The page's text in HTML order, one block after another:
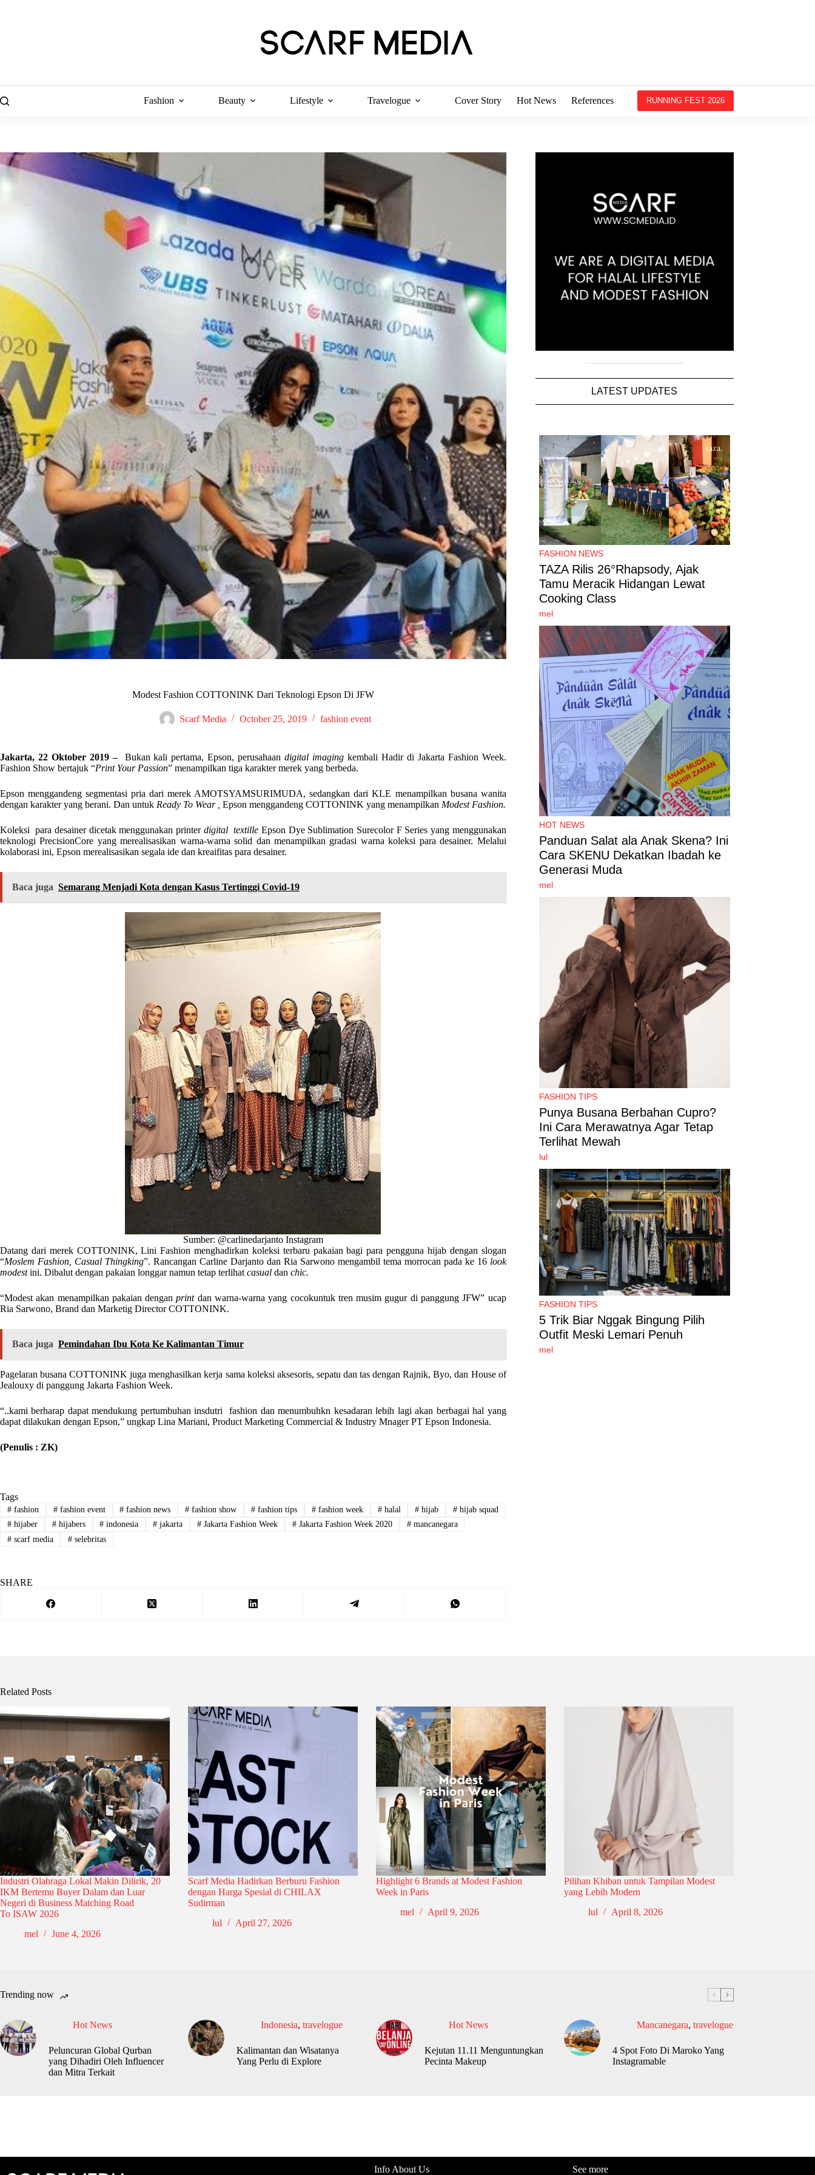
Fashion Beauty Lifestyle Travelogue Cover Story Hot News References RUNNING FEST 2026
Modest Fashion COTTONINK Dari Teknologi Epson Di JFW
Scarf Media October 25, 2019 fashion event
Jakarta, 22 Oktober 2019 –Bukan kali pertama, Epson, perusahaandigital imagingkembali Hadir di Jakarta Fashion Week.
Fashion Show bertajuk “Print Your Passion” menampilkan tiga karakter merek yang berbeda.
Epson menggandeng segmentasi pria dari merek AMOTSYAMSURIMUDA, sedangkan dari KLE menampilkan busana wanita
dengan karakter yang berani. Dan untuk Ready To Wear , Epson menggandeng COTTONINK yang menampilkan Modest Fashion.
Koleksi para desainer dicetak menggunakan printerdigital textille Epson Dye Sublimation Surecolor F Series yang menggunakan
teknologi PrecisionCore yang merealisasikan warna-warna solid dan menampilkan gradasi warna koleksi para desainer. Melalui
kolaborasi ini, Epson merealisasikan segala ide dan kreaifitas para desainer.
Baca juga Semarang Menjadi Kota dengan Kasus Tertinggi Covid-19
Sumber: @carlinedarjanto Instagram
Datang dari merek COTTONINK, Lini Fashion menghadirkan koleksi terbaru pakaian bagi para pengguna hijab dengan slogan
“Moslem Fashion, Casual Thingking”. Rancangan Carline Darjanto dan Ria Sarwono mengambil tema morrocan pada ke 16 look
modestini. Dibalut dengan pakaian longgar namun tetap terlihat casual dan chic.
“Modest akan menampilkan pakaian denganprintdan warna-warna yang cocokuntuk tren musim gugur di panggung JFW” ucap
Ria Sarwono, Brand dan Marketig Director COTTONINK.
Baca juga Pemindahan Ibu Kota Ke Kalimantan Timur
Pagelaran busana COTTONINK juga menghasilkan kerja sama koleksi aksesoris, sepatu dan tas dengan Rajnik, Byo, dan House of
Jealouxy di panggung Jakarta Fashion Week.
“..kami berharap dapat mendukung pertumbuhan insdutri fashion dan menumbuhkn kesadaran lebih lagi akan berbagai hal yang
dapat dilakukan dengan Epson,” ungkap Lina Mariani, Product Marketing Commercial & Industry Mnager PT Epson Indonesia.
(Penulis : ZK)
Tags
#fashion #fashion event # fashion news # fashion show # fashion tips #fashion week #halal # hijab # hijab squad
#hijaber #hijabers # indonesia # jakarta # Jakarta Fashion Week #Jakarta Fashion Week 2020 #mancanegara
#scarf media #selebritas
SHARE
LATEST UPDATES
FASHION NEWS
TAZA Rilis 26°Rhapsody, Ajak
Tamu Meracik Hidangan Lewat
Cooking Class
mel
HOT NEWS
Panduan Salat ala Anak Skena? Ini
Cara SKENU Dekatkan Ibadah ke
Generasi Muda
mel
FASHION TIPS
Punya Busana Berbahan Cupro?
Ini Cara Merawatnya Agar Tetap
Terlihat Mewah
lul
FASHION TIPS
5 Trik Biar Nggak Bingung Pilih
Outfit Meski Lemari Penuh
mel
Related Posts
Industri Olahraga Lokal Makin Dilirik, 20
IKM Bertemu Buyer Dalam dan Luar
Negeri di Business Matching Road
To ISAW 2026
mel
June 4, 2026
Scarf Media Hadirkan Berburu Fashion
dengan Harga Spesial di CHILAX
Sudirman
lul
April 27, 2026
Highlight 6 Brands at Modest Fashion
Week in Paris
mel
April 9, 2026
Pilihan Khiban untuk Tampilan Modest
yang Lebih Modern
lul
April 8, 2026
Trending now
Hot News
Peluncuran Global Qurban
yang Dihadiri Oleh Influencer
dan Mitra Terkait
Indonesia, travelogue
Kalimantan dan Wisatanya
Yang Perlu di Explore
Hot News
Kejutan 11.11 Menguntungkan
Pecinta Makeup
Mancanegara, travelogue
4 Spot Foto Di Maroko Yang
Instagramable
Info About Us See more